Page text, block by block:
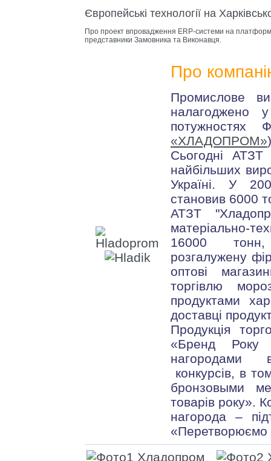
Європейські технології на
Про проект впровадження ERP-системи на
представники Замовника та Виконавця.
Про
Промислове
«ХЛАДОПРОМ»
Сьогодні
найбільших
Україні. У
становив 6000
АТЗТ
матеріально-
16000 тонн,
розгалужену
оптові
торгівлю
продуктами
доставці
Продукція
«Бренд Року
нагородами
конкурсів, в
бронзовыми
товарів року».
нагорода –
«Перетворюємо